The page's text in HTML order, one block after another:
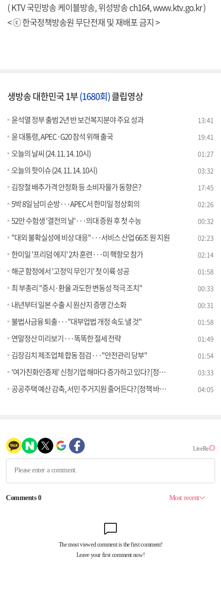
( KTV 국민방송 케이블방송, 위성방송 ch164,www.ktv.go.kr)
< ⓒ 한국정책방송원 무단전재 및 재배포 금지 >
생방송 대한민국 1부(1680회)클립영상
윤석열 정부 출범 2년 반 보건복지분야 주요 성과 13:41
윤 대통령, APEC·G20 참석 위해 출국 19:41
오늘의 날씨 (24. 11. 14. 10시) 01:27
오늘의 핫이슈 (24. 11. 14. 10시) 03:32
김장철 배추가격 안정화 등 소비자물가 동향은? 17:45
5박 8일 남미 순방···APEC서 한미일 정상회의 02:26
52만 수험생 '결전의 날'···의대 증원 후 첫 수능 00:32
"대외 불확실성에 비상 대응"···서비스 산업 66조 원 지원 02:23
한미일 '프리덤 에지' 2차 훈련···미 핵항모 참가 02:14
해군 함정에서 '고정익 무인기' 첫 이륙 성공 01:58
최 부총리 "증시·환율 과도한 변동성 적극 조치" 00:33
내년부터 일본 수출 시 원산지 증명 간소화 00:31
불법사금융 퇴출···"대부업법 개정 속도 낼 것" 01:58
연말정산 미리보기···똑똑한 절세 전략 01:49
김장김치 제조업체 합동 점검···"안전관리 당부" 01:54
'여가친화인증제' 신청기업 해마다 증가하고 있다? [정책 바로보기] 03:33
공공주택 예산 감축, 서민 주거지원 줄어든다? [정책 바로보기] 04:05